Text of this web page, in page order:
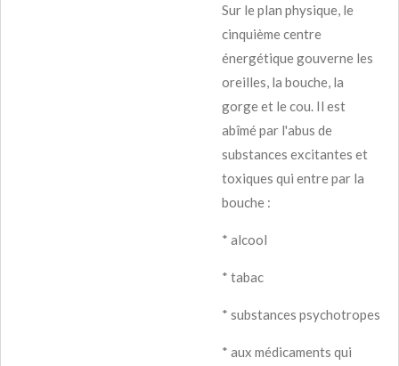
Sur le plan physique, le
cinquième centre
énergétique gouverne les
oreilles, la bouche, la
gorge et le cou. Il est
abîmé par l'abus de
substances excitantes et
toxiques qui entre par la
bouche :
* alcool
* tabac
* substances psychotropes
* aux médicaments qui